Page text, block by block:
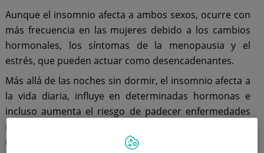
Aunque el insomnio afecta a ambos sexos, ocurre con
más frecuencia en las mujeres debido a los cambios
hormonales, los síntomas de la menopausia y el
estrés, que pueden actuar como desencadenantes.
Más allá de las noches sin dormir, el insomnio afecta a
la vida diaria, influye en determinadas hormonas e
incluso aumenta el riesgo de padecer enfermedades
más graves. Antes de optar por un tratamiento, es
importante conocer las causas de este trastorno del